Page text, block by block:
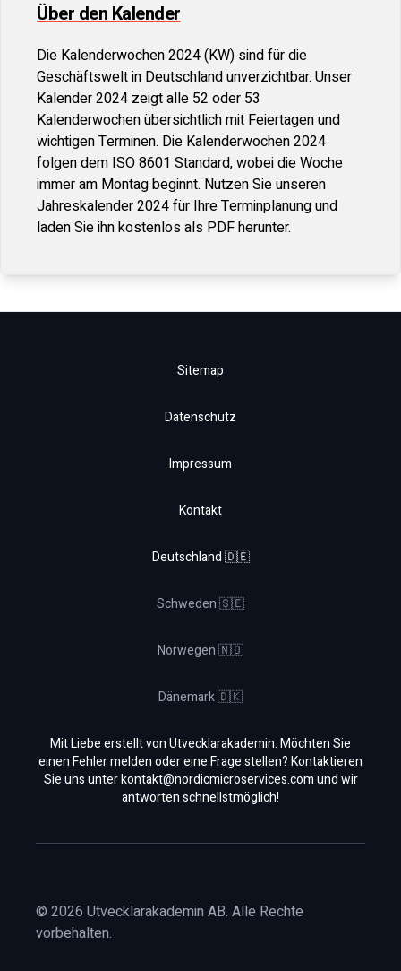
Über den Kalender
Die Kalenderwochen2024(KW) sind für die
Geschäftswelt in Deutschland unverzichtbar. Unser
Kalender2024 zeigt alle 52 oder 53
Kalenderwochen übersichtlich mit Feiertagen und
wichtigen Terminen. Die Kalenderwochen2024
folgen dem ISO 8601 Standard, wobei die Woche
immer am Montag beginnt. Nutzen Sie unseren
Jahreskalender2024für Ihre Terminplanung und
laden Sie ihn kostenlos als PDF herunter.
Sitemap
Datenschutz
Impressum
Kontakt
Deutschland 🇩🇪
Schweden 🇸🇪
Norwegen 🇳🇴
Dänemark 🇩🇰
Mit Liebe erstellt von Utvecklarakademin. Möchten Sie
einen Fehler melden oder eine Frage stellen? Kontaktieren
Sie uns unterkontakt@nordicmicroservices.comund wir
antworten schnellstmöglich!
© 2026 Utvecklarakademin AB. Alle Rechte
vorbehalten.